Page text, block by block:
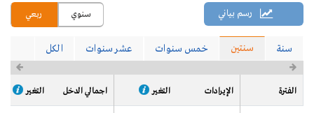
رسم بياني ربعي سنوي
سنة سنتين خمس سنوات عشر سنوات الكل
الفترة الإيرادات التغير اجمالي الدخل التغير